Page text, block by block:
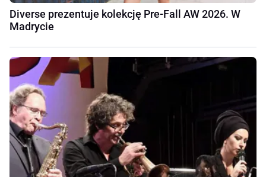
Diverse prezentuje kolekcję Pre-Fall AW 2026. W
Madrycie